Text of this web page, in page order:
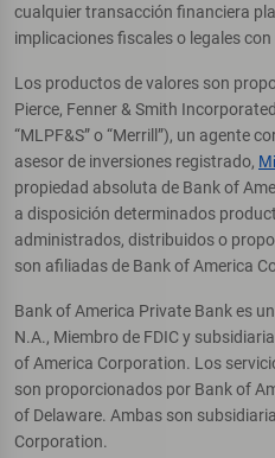
cualquier transacción financiera
implicaciones fiscales o legales
Los productos de valores son
Pierce, Fenner & Smith
“MLPF&S” o “Merrill”), un agente
asesor de inversiones registrado,
propiedad absoluta de Bank of
a disposición determinados
administrados, distribuidos o
son afiliadas de Bank of America
Bank of America Private Bank es
N.A., Miembro de FDIC y
of America Corporation. Los
son proporcionados por Bank of
of Delaware. Ambas son
Corporation.